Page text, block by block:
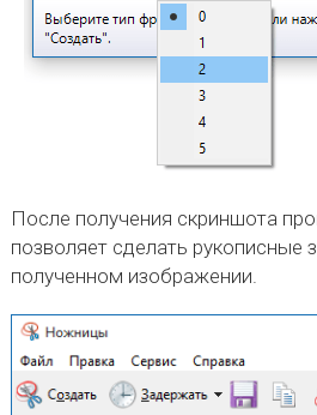
После получения скриншота
позволяет сделать рукописные
полученном изображении.